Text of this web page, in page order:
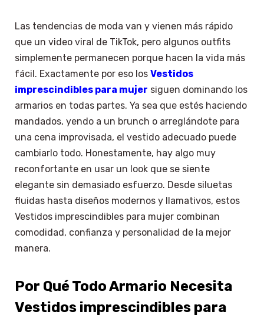
Las tendencias de moda van y vienen más rápido
que un video viral de TikTok, pero algunos outfits
simplemente permanecen porque hacen la vida más
fácil. Exactamente por eso los Vestidos
imprescindibles para mujer siguen dominando los
armarios en todas partes. Ya sea que estés haciendo
mandados, yendo a un brunch o arreglándote para
una cena improvisada, el vestido adecuado puede
cambiarlo todo. Honestamente, hay algo muy
reconfortante en usar un look que se siente
elegante sin demasiado esfuerzo. Desde siluetas
fluidas hasta diseños modernos y llamativos, estos
Vestidos imprescindibles para mujer combinan
comodidad, confianza y personalidad de la mejor
manera.
Por Qué Todo Armario Necesita
Vestidos imprescindibles para